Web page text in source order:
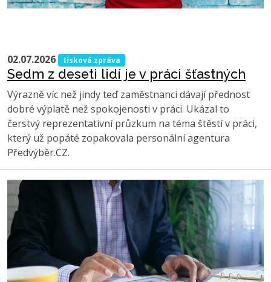
02.07.2026 tisková zpráva
Sedm z deseti lidí je v práci šťastných
Výrazně víc než jindy teď zaměstnanci dávají přednost
dobré výplatě než spokojenosti v práci. Ukázal to
čerstvý reprezentativní průzkum na téma štěstí v práci,
který už popáté zopakovala personální agentura
Předvýběr.CZ.